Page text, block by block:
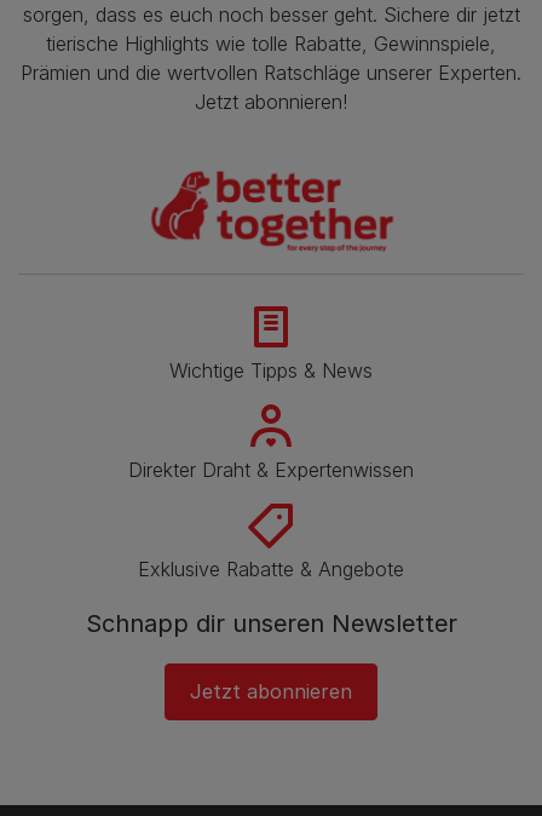
sorgen, dass es euch noch besser geht. Sichere dir jetzt
tierische Highlights wie tolle Rabatte, Gewinnspiele,
Prämien und die wertvollen Ratschläge unserer Experten.
Jetzt abonnieren!
Wichtige Tipps & News
Direkter Draht & Expertenwissen
Exklusive Rabatte & Angebote
Schnapp dir unseren Newsletter
Jetzt abonnieren